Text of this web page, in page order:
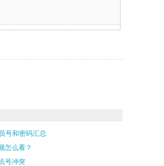
号和密码汇总
怎么看？
号冲突